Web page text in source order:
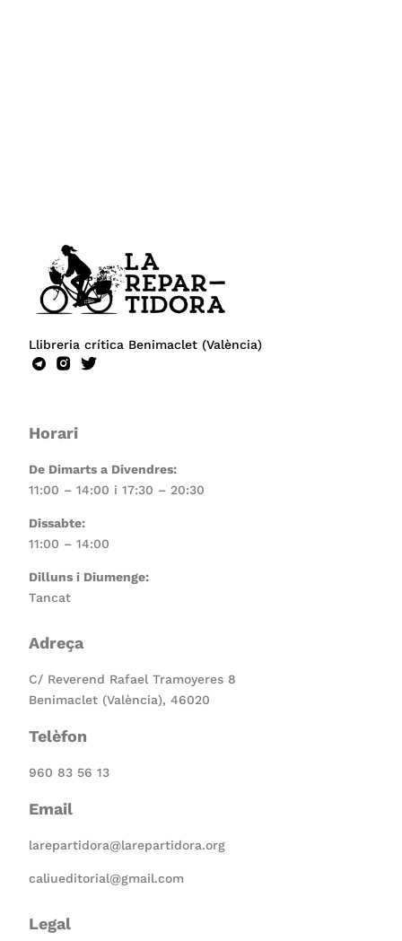
Llibreria crítica Benimaclet (València)
Horari
De Dimarts a Divendres:
11:00 – 14:00 i 17:30 – 20:30
Dissabte:
11:00 – 14:00
Dilluns i Diumenge:
Tancat
Adreça
C/ Reverend Rafael Tramoyeres 8
Benimaclet (València), 46020
Telèfon
960 83 56 13
Email
larepartidora@larepartidora.org
caliueditorial@gmail.com
Legal